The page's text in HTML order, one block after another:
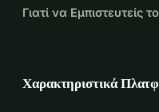
Γιατί να Εμπιστευτείς
Χαρακτηριστικά